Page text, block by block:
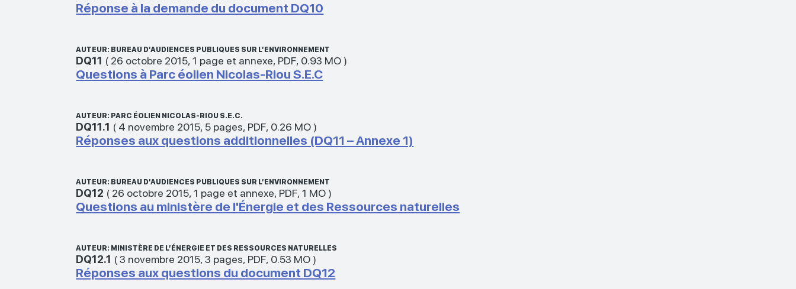
Réponse à la demande du document DQ10
AUTEUR: BUREAU D’AUDIENCES PUBLIQUES SUR L’ENVIRONNEMENT
DQ11 ( 26 octobre 2015,1 page et annexe, PDF, 0.93 MO )
Questions à Parc éolien Nicolas-Riou S.E.C
AUTEUR: PARC ÉOLIEN NICOLAS-RIOU S.E.C.
DQ11.1 ( 4 novembre 2015, 5 pages, PDF, 0.26 MO )
Réponses aux questions additionnelles (DQ11 – Annexe 1)
AUTEUR: BUREAU D’AUDIENCES PUBLIQUES SUR L’ENVIRONNEMENT
DQ12 ( 26 octobre 2015,1 page et annexe, PDF,1 MO )
Questions au ministère de l'Énergie et des Ressources naturelles
AUTEUR: MINISTÈRE DE L’ÉNERGIE ET DES RESSOURCES NATURELLES
DQ12.1 (3 novembre 2015,3 pages, PDF, 0.53 MO )
Réponses aux questions du document DQ12